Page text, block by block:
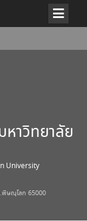
หาวิทยาลัย
University
พิษณุโลก 65000